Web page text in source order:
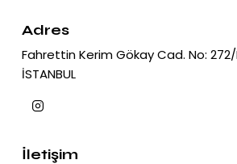
Adres
Fahrettin Kerim Gökay Cad. No:
İSTANBUL
İletişim